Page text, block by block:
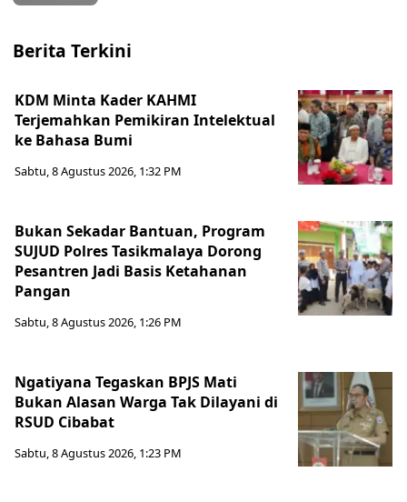
Berita Terkini
KDM Minta Kader KAHMI
Terjemahkan Pemikiran Intelektual
ke Bahasa Bumi
Sabtu, 8 Agustus 2026, 1:32 PM
Bukan Sekadar Bantuan, Program
SUJUD Polres Tasikmalaya Dorong
Pesantren Jadi Basis Ketahanan
Pangan
Sabtu, 8 Agustus 2026, 1:26 PM
Ngatiyana Tegaskan BPJS Mati
Bukan Alasan Warga Tak Dilayani di
RSUD Cibabat
Sabtu, 8 Agustus 2026, 1:23 PM